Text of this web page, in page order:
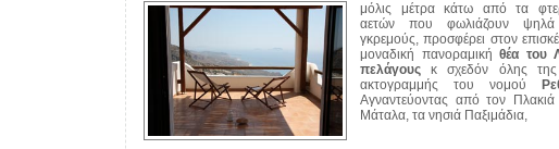
μόλις μέτρα κάτω από τα
αετών που φωλιάζουν ψηλά
γκρεμούς, προσφέρει στον
μοναδική πανοραμική θέα του
πελάγους κ σχεδόν όλης της
ακτογραμμής του νομού
Αγναντεύοντας από τον
Μάταλα, τα νησιά Παξιμάδια,